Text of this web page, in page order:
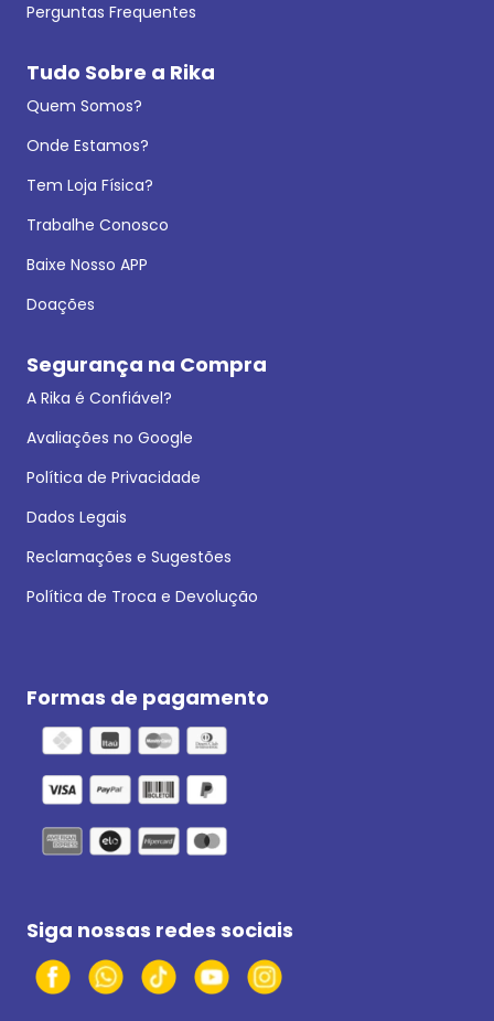
Perguntas Frequentes
Tudo Sobre a Rika
Quem Somos?
Onde Estamos?
Tem Loja Física?
Trabalhe Conosco
Baixe Nosso APP
Doações
Segurança na Compra
A Rika é Confiável?
Avaliações no Google
Política de Privacidade
Dados Legais
Reclamações e Sugestões
Política de Troca e Devolução
Formas de pagamento
Siga nossas redes sociais